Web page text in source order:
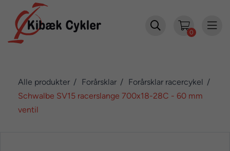

0

Alle produkter Forårsklar
Forårsklar racercykel
Schwalbe SV15 racerslange 700x18-28C - 60 mm
ventil